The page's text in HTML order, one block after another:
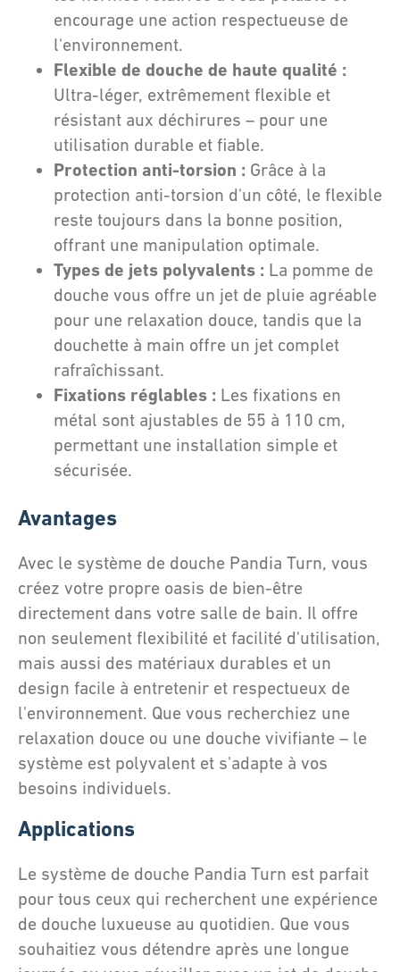
encourage une action respectueuse de
l'environnement.
Flexible de douche de haute qualité :
Ultra-léger, extrêmement flexible et
résistant aux déchirures – pour une
utilisation durable et fiable.
Protection anti-torsion : Grâce à la
protection anti-torsion d'un côté, le flexible
reste toujours dans la bonne position,
offrant une manipulation optimale.
Types de jets polyvalents : La pomme de
douche vous offre un jet de pluie agréable
pour une relaxation douce, tandis que la
douchette à main offre un jet complet
rafraîchissant.
Fixations réglables : Les fixations en
métal sont ajustables de 55 à 110 cm,
permettant une installation simple et
sécurisée.
Avantages
Avec le système de douche Pandia Turn, vous
créez votre propre oasis de bien-être
directement dans votre salle de bain. Il offre
non seulement flexibilité et facilité d'utilisation,
mais aussi des matériaux durables et un
design facile à entretenir et respectueux de
l'environnement. Que vous recherchiez une
relaxation douce ou une douche vivifiante – le
système est polyvalent et s'adapte à vos
besoins individuels.
Applications
Le système de douche Pandia Turn est parfait
pour tous ceux qui recherchent une expérience
de douche luxueuse au quotidien. Que vous
souhaitiez vous détendre après une longue